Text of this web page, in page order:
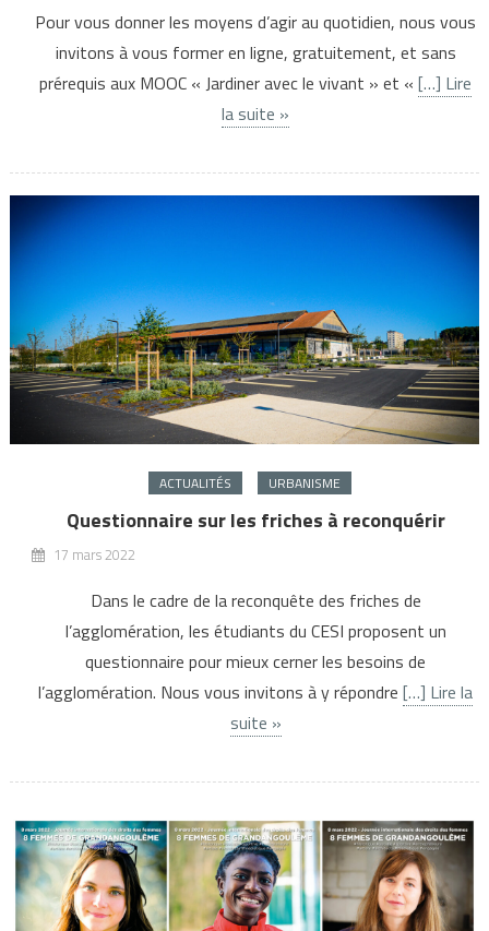
Pour vous donner les moyens d’agir au quotidien, nous vous
invitons à vous former en ligne, gratuitement, et sans
prérequis aux MOOC « Jardiner avec le vivant » et « […] Lire
la suite »
ACTUALITÉS URBANISME
Questionnaire sur les friches à reconquérir
17 mars 2022
Dans le cadre de la reconquête des friches de
l’agglomération, les étudiants du CESI proposent un
questionnaire pour mieux cerner les besoins de
l’agglomération. Nous vous invitons à y répondre […] Lire la
suite »